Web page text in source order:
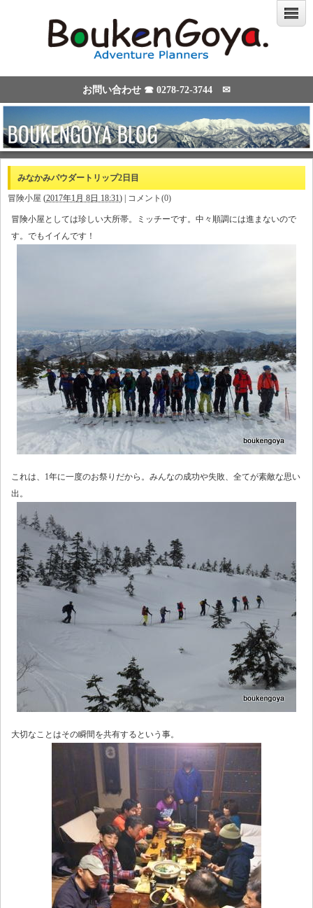
お問い合わせ ☎ 0278-72-3744 ✉
みなかみパウダートリップ2日目
冒険小屋 (2017年1月 8日 18:31) | コメント(0)
冒険小屋としては珍しい大所帯。ミッチーです。中々順調には進まないので
す。でもイイんです！
これは、1年に一度のお祭りだから。みんなの成功や失敗、全てが素敵な思い
出。
大切なことはその瞬間を共有するという事。